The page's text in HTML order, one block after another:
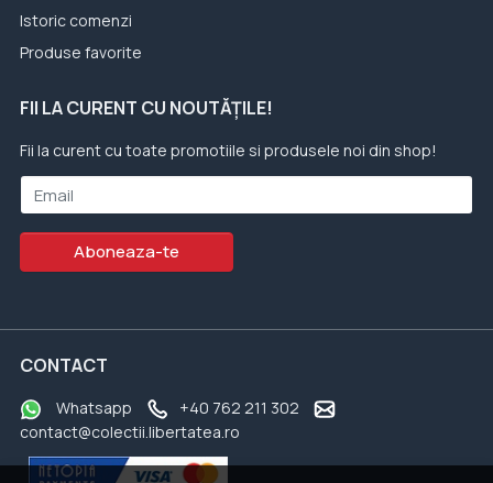
Istoric comenzi
Produse favorite
FII LA CURENT CU NOUTĂȚILE!
Fii la curent cu toate promotiile si produsele noi din shop!
Email
Aboneaza-te
CONTACT
Whatsapp
+40 762 211 302
contact@colectii.libertatea.ro